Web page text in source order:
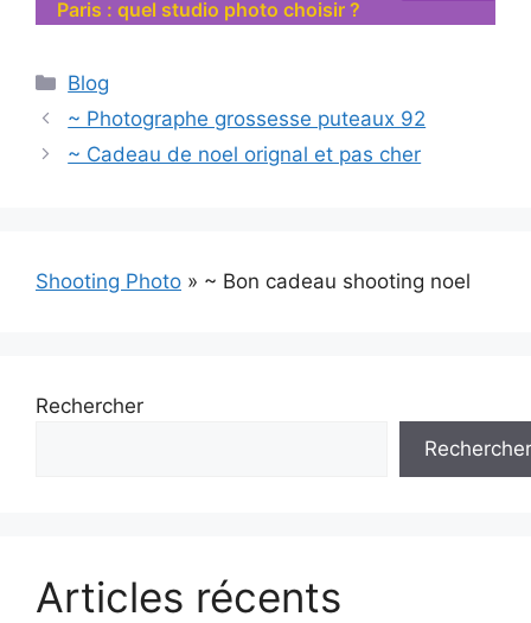
Paris : quel studio photo choisir ?
Catégories
Blog
~ Photographe grossesse puteaux 92
~ Cadeau de noel orignal et pas cher
Shooting Photo » ~ Bon cadeau shooting noel
Rechercher
Rechercher
Articles récents